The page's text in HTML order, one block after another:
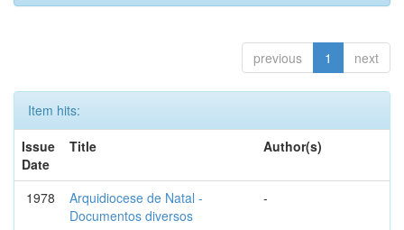
previous 1 next
Item hits:
Issue
Date
Title Author(s)
1978
Arquidiocese de Natal -
Documentos diversos
-